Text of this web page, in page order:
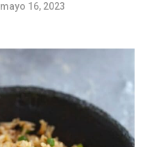
mayo 16, 2023